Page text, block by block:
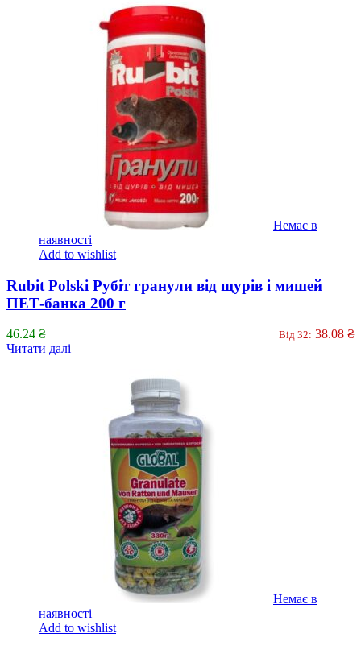
Немає в
наявності
Add to wishlist
Rubit Polski Рубіт гранули від щурів і мишей
ПЕТ-банка 200 г
46.24 ₴ Від 32: 38.08 ₴
Читати далі
Немає в
наявності
Add to wishlist